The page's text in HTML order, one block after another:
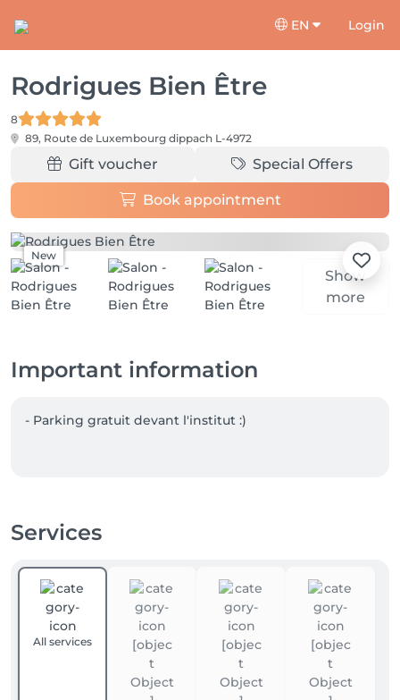
EN Login
Rodrigues Bien Être
8
89, Route de Luxembourg dippach L-4972
Gift voucher Special Offers
Book appointment
New
Show
more
Important information
- Parking gratuit devant l'institut :)
Services
All services